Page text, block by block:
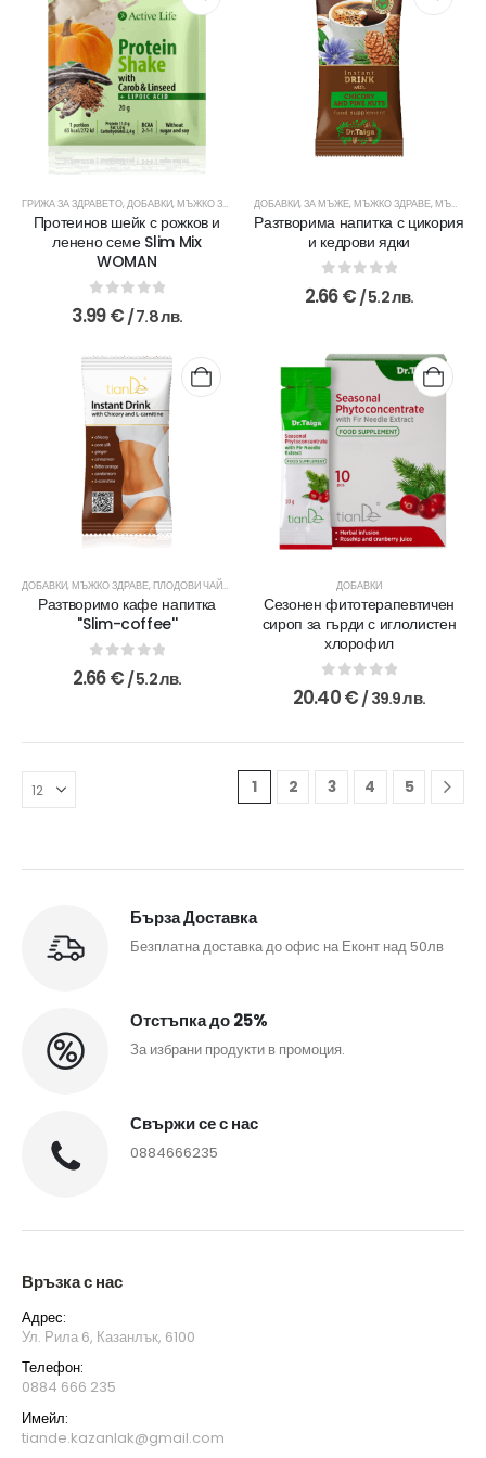
ГРИЖА ЗА ЗДРАВЕТО, ДОБАВКИ,МЪЖКО ЗДРАВЕ ,МЪЖКО ЗДРАВЕ,ПЛОДОВИ ЧАЙОВЕ,
Протеинов шейк с рожков и
ленено семе Slim Mix
WOMAN
0out of 5
3.99€ / 7.8 лв.
ДОБАВКИ,ЗА МЪЖЕ,МЪЖКО ЗДРАВЕ,МЪЖКО ЗДРАВЕ
Разтворима напитка с цикория
и кедрови ядки
0out of 5
2.66€ / 5.2 лв.
ДОБАВКИ,МЪЖКО ЗДРАВЕ,ПЛОДОВИ ЧАЙОВЕ ЧАЙОВЕ ЗА ДЕТОКСИКАЦИЯ
Разтворимо кафе напитка
''Slim-coffee''
0out of 5
2.66€ / 5.2 лв.
ДОБАВКИ
Сезонен фитотерапевтичен
сироп за гърди с иглолистен
хлорофил
0 out of 5
20.40€ / 39.9 лв.
1 2 3 4 5
Бърза Доставка
Безплатна доставка до офис на Еконт над 50лв
Отстъпка до 25%
За избрани продукти в промоция.
Свържи се с нас
0884666235
Връзка с нас
Адрес:
Ул. Рила 6, Казанлък, 6100
Телефон:
0884 666 235
Имейл:
tiande.kazanlak@gmail.com